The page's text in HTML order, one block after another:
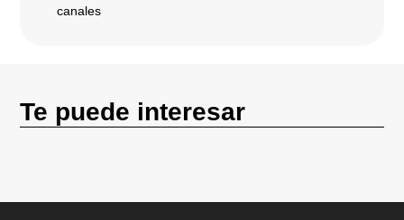
canales
Te puede interesar